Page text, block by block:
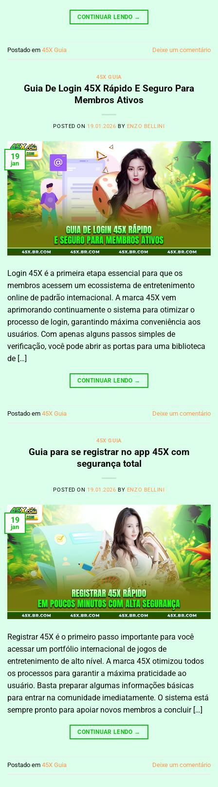
CONTINUAR LENDO →
Postado em 45X Guia Deixe um comentário
45X GUIA
Guia De Login 45X Rápido E Seguro Para
Membros Ativos
POSTED ON 19.01.2026 BY ENZO BELLINI
19
jan
Login 45X é a primeira etapa essencial para que os
membros acessem um ecossistema de entretenimento
online de padrão internacional. A marca 45X vem
aprimorando continuamente o sistema para otimizar o
processo de login, garantindo máxima conveniência aos
usuários. Com apenas alguns passos simples de
verificação, você pode abrir as portas para uma biblioteca
de […]
CONTINUAR LENDO →
Postado em 45X Guia Deixe um comentário
45X GUIA
Guia para se registrar no app 45X com
segurança total
POSTED ON 19.01.2026 BY ENZO BELLINI
19
jan
Registrar 45X é o primeiro passo importante para você
acessar um portfólio internacional de jogos de
entretenimento de alto nível. A marca 45X otimizou todos
os processos para garantir a máxima praticidade ao
usuário. Basta preparar algumas informações básicas
para entrar na comunidade imediatamente. O sistema está
sempre pronto para apoiar novos membros a concluir […]
CONTINUAR LENDO →
Postado em 45X Guia Deixe um comentário